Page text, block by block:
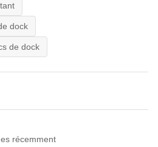
dock
de dock
récemment